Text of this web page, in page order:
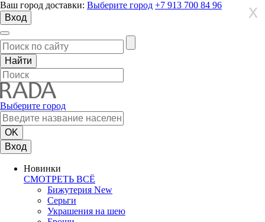
Ваш город доставки: Выберите город +7 913 700 84 96
Вход
Выберите город
Вход
Новинки
СМОТРЕТЬ ВСЁ
Бижутерия New
Серьги
Украшения на шею
X
X
X